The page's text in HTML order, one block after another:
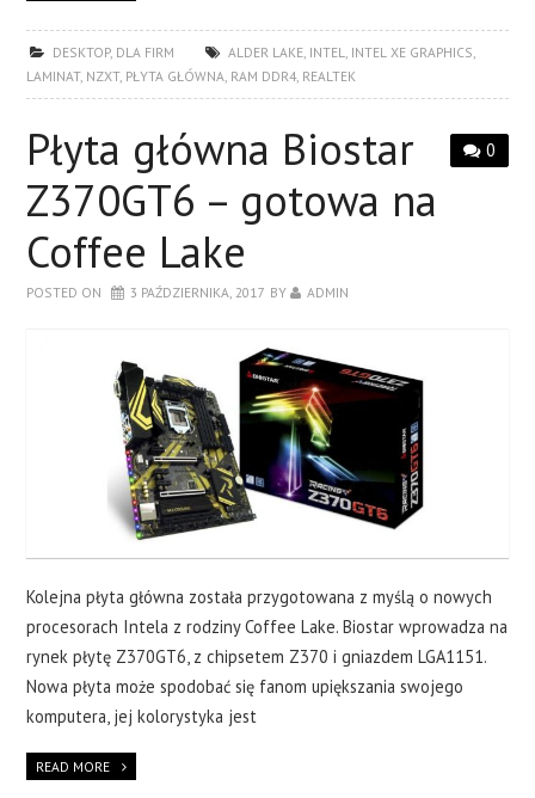
DESKTOP, DLA FIRM ALDER LAKE INTEL INTEL XE GRAPHICS
LAMINAT, NZXT, PŁYTA GŁÓWNA RAM DDR4, REALTEK
0
Płyta główna Biostar
Z370GT6 – gotowa na
Coffee Lake
POSTED ON 3 PAŹDZIERNIKA, 2017 BY ADMIN
Kolejna płyta główna została przygotowana z myślą o nowych
procesorach Intela z rodziny Coffee Lake. Biostar wprowadza na
rynek płytę Z370GT6, z chipsetem Z370 i gniazdem LGA1151.
Nowa płyta może spodobać się fanom upiększania swojego
komputera, jej kolorystyka jest
READ MORE